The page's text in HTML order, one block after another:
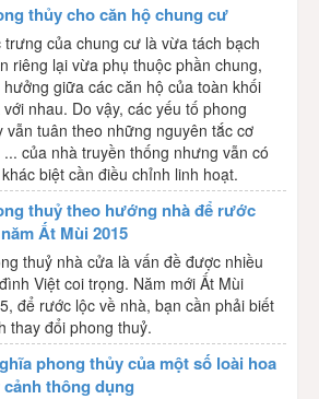
thủy cho căn hộ chung cư
của chung cư là vừa tách bạch
riêng lại vừa phụ thuộc phần chung,
hưởng giữa các căn hộ của toàn khối
với nhau. Do vậy, các yếu tố phong
vẫn tuân theo những nguyên tắc cơ
... của nhà truyền thống nhưng vẫn có
biệt cần điều chỉnh linh hoạt.
thuỷ theo hướng nhà để rước
Ất Mùi 2015
thuỷ nhà cửa là vấn đề được nhiều
Việt coi trọng. Năm mới Ất Mùi
để rước lộc về nhà, bạn cần phải biết
thay đổi phong thuỷ.
phong thủy của một số loài hoa
cảnh thông dụng